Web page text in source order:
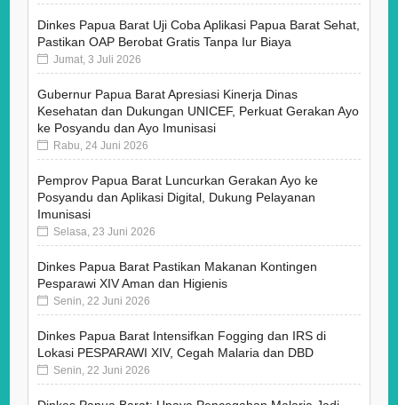
Dinkes Papua Barat Uji Coba Aplikasi Papua Barat Sehat,
Pastikan OAP Berobat Gratis Tanpa Iur Biaya
Jumat, 3 Juli 2026
Gubernur Papua Barat Apresiasi Kinerja Dinas
Kesehatan dan Dukungan UNICEF, Perkuat Gerakan Ayo
ke Posyandu dan Ayo Imunisasi
Rabu, 24 Juni 2026
Pemprov Papua Barat Luncurkan Gerakan Ayo ke
Posyandu dan Aplikasi Digital, Dukung Pelayanan
Imunisasi
Selasa, 23 Juni 2026
Dinkes Papua Barat Pastikan Makanan Kontingen
Pesparawi XIV Aman dan Higienis
Senin, 22 Juni 2026
Dinkes Papua Barat Intensifkan Fogging dan IRS di
Lokasi PESPARAWI XIV, Cegah Malaria dan DBD
Senin, 22 Juni 2026